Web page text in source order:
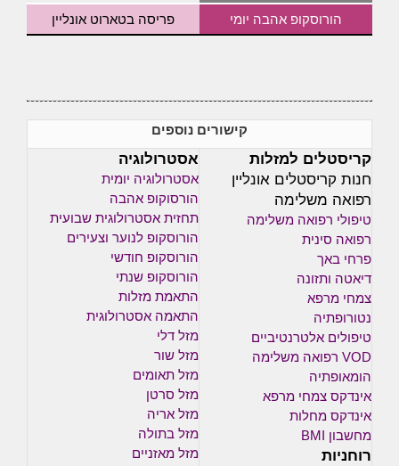
הורוסקופ אהבה יומי פריסה בטארוט אונליין
קישורים נוספים
קריסטלים למזלות
חנות קריסטלים אונליין
רפואה משלימה
טיפולי רפואה משלימה
רפואה סינית
פרחי באך
דיאטה ותזונה
צמחי מרפא
נטורופתיה
טיפולים אלטרנטיביים
VOD רפואה משלימה
הומאופתיה
אינדקס צמחי מרפא
אינדקס מחלות
מחשבון BMI
רוחניות
אסטרולוגיה
אסטרולוגיה יומית
הורסוקופ אהבה
תחזית אסטרולוגית שבועית
הורוסקופ לנוער וצעירים
הורוסקופ חודשי
הורוסקופ שנתי
התאמת מזלות
התאמה אסטרולוגית
מזל דלי
מזל שור
מזל תאומים
מזל סרטן
מזל אריה
מזל בתולה
מזל מאזניים